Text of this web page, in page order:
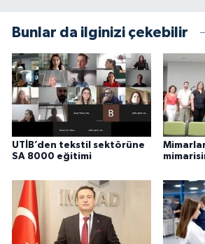
Bunlar da ilginizi çekebilir
UTİB’den tekstil sektörüne
SA 8000 eğitimi